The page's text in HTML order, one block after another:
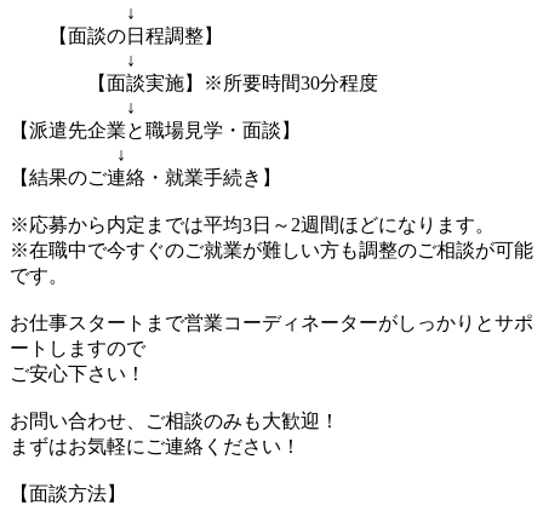
↓
【面談の日程調整】
↓
【面談実施】※所要時間30分程度
↓
【派遣先企業と職場見学・面談】
↓
【結果のご連絡・就業手続き】
※応募から内定までは平均3日～2週間ほどになります。
※在職中で今すぐのご就業が難しい方も調整のご相談が可能
です。
お仕事スタートまで営業コーディネーターがしっかりとサポ
ートしますので
ご安心下さい！
お問い合わせ、ご相談のみも大歓迎！
まずはお気軽にご連絡ください！
【面談方法】